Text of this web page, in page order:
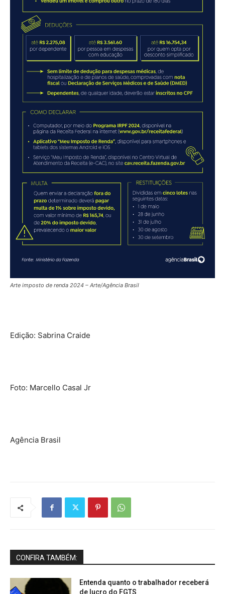
Arte imposto de renda 2024 – Arte/Agência Brasil
Edição: Sabrina Craide
Foto: Marcello Casal Jr
Agência Brasil
CONFIRA TAMBÉM:
Entenda quanto o trabalhador receberá
de lucro do FGTS